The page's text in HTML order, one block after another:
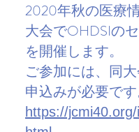
2020年秋の医療
大会でOHDSIの
を開催します。
ご参加には、同
申込みが必要です
https://